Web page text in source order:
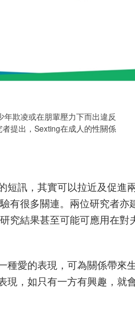
欺凌或在朋輩壓力下而出違反
提出，Sexting在成人的性關係
短訊，其實可以拉近及促進
有很多關連。兩位研究者亦
究結果甚至可能可應用在對
種愛的表現，可為關係帶來
現，如只有一方有興趣，就